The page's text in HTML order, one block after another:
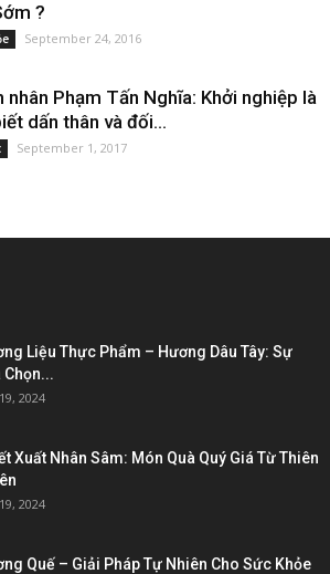
?
September 24, 2016
nhân Phạm Tấn Nghĩa: Khởi nghiệp là
dấn thân và đối...
September 1, 2017
Liệu Thực Phẩm – Hương Dâu Tây: Sự
Chọn...
2024
Xuất Nhân Sâm: Món Quà Quý Giá Từ Thiên
2024
Quế – Giải Pháp Tự Nhiên Cho Sức Khỏe